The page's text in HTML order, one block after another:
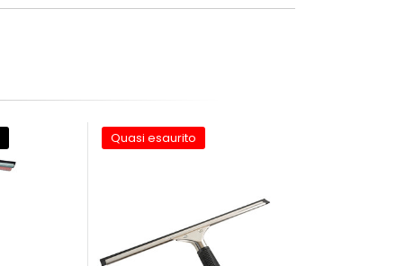
Quasi esaurito